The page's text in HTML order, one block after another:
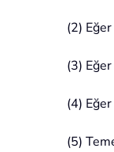
(2)
(3)
(4)
(5)